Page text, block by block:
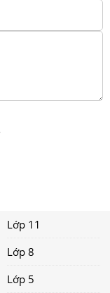
Lớp 11
Lớp 8
Lớp 5